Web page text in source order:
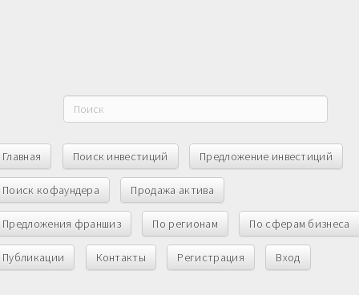
Главная Поиск инвестиций Предложение инвестиций
Поиск кофаундера Продажа актива
Предложения франшиз По регионам По сферам бизнеса
Публикации Контакты Регистрация Вход